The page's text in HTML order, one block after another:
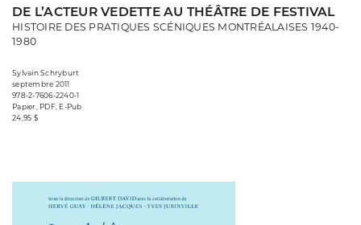
DE L’ACTEUR VEDETTE AU THÉÂTRE DE FESTIVAL
HISTOIRE DES PRATIQUES SCÉNIQUES MONTRÉALAISES 1940-
1980
Sylvain Schryburt
septembre 2011
978-2-7606-2240-1
Papier, PDF, E-Pub
24,95 $